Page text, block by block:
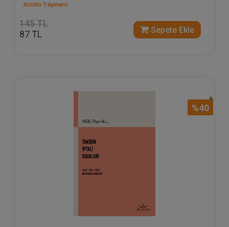
Aristo Yayınevi
145 TL
87 TL Sepete Ekle
%40